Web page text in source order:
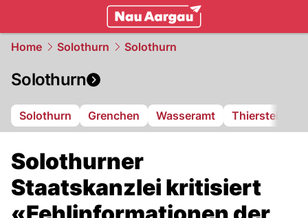
Home Solothurn Solothurn
Solothurn
Solothurn Grenchen Wasseramt Thierstein
Solothurner
Staatskanzlei kritisiert